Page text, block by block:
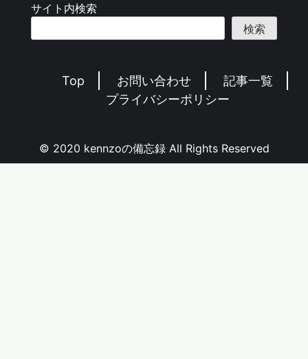
サイト内検索
検索
Top お問い合わせ
記事一覧
プライバシーポリシー
© 2020 kennzoの備忘録 All Rights Reserved